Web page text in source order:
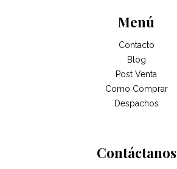
Menú
Contacto
Blog
Post Venta
Como Comprar
Despachos
Contáctanos